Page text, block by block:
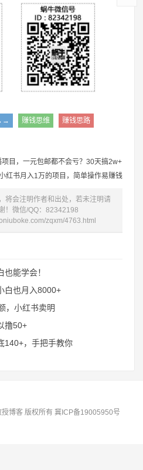
赚钱思维 赚钱思路
目，一元包邮都不会亏？30天搞2w+
红书月入1万的项目，简单操作易赚钱
将会注明作者和出处，若未注明请
！微信/QQ：82342198
zqxm/4763.html
能学会！
白也月入8000+
，小红书卖明
撸50+
140+，手把手教你
博客 版权所有 冀ICP备19005950号